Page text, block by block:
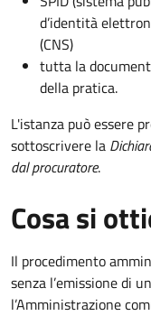
d’identità
(CNS)
tutta la
della pratica.
L'istanza può essere
sottoscrivere la
dal procuratore.
Cosa si
Il procedimento
senza l’emissione di
l’Amministrazione